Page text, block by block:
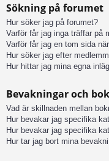
Sökning på forumet
Hur söker jag på forumet?
Varför får jag inga träffar på
Varför får jag en tom sida
Hur söker jag efter
Hur hittar jag mina egna
Bevakningar och
Vad är skillnaden mellan
Hur bevakar jag specifika
Hur bevakar jag specifika
Hur tar jag bort mina